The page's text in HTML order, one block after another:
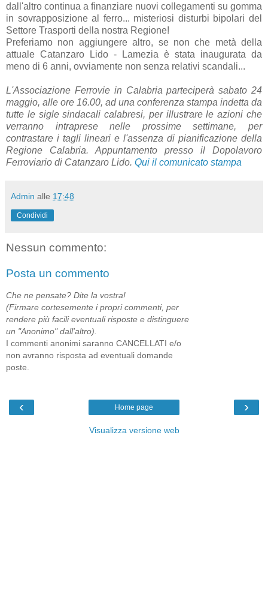
dall'altro continua a finanziare nuovi collegamenti su gomma
in sovrapposizione al ferro... misteriosi disturbi bipolari del
Settore Trasporti della nostra Regione!
Preferiamo non aggiungere altro, se non che metà della
attuale Catanzaro Lido - Lamezia è stata inaugurata da
meno di 6 anni, ovviamente non senza relativi scandali...
L'Associazione Ferrovie in Calabria parteciperà sabato 24
maggio, alle ore 16.00, ad una conferenza stampa indetta da
tutte le sigle sindacali calabresi, per illustrare le azioni che
verranno intraprese nelle prossime settimane, per
contrastare i tagli lineari e l'assenza di pianificazione della
Regione Calabria. Appuntamento presso il Dopolavoro
Ferroviario di Catanzaro Lido. Qui il comunicato stampa
Admin alle 17:48
Condividi
Nessun commento:
Posta un commento
Che ne pensate? Dite la vostra!
(Firmare cortesemente i propri commenti, per
rendere più facili eventuali risposte e distinguere
un "Anonimo" dall'altro).
I commenti anonimi saranno CANCELLATI e/o
non avranno risposta ad eventuali domande
poste.
‹ ›
Home page
Visualizza versione web